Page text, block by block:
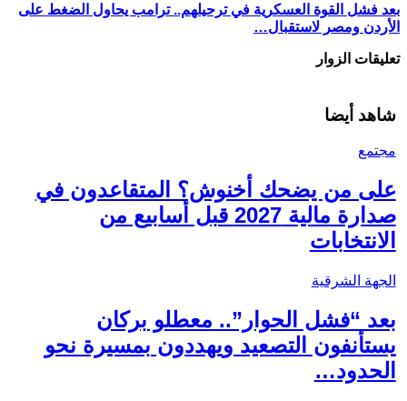
بعد فشل القوة العسكرية في ترحيلهم.. ترامب يحاول الضغط على
الأردن ومصر لاستقبال…
تعليقات الزوار
شاهد أيضا
مجتمع
على من يضحك أخنوش؟ المتقاعدون في
صدارة مالية 2027 قبل أسابيع من
الانتخابات
الجهة الشرقية
بعد “فشل الحوار”.. معطلو بركان
يستأنفون التصعيد ويهددون بمسيرة نحو
الحدود…